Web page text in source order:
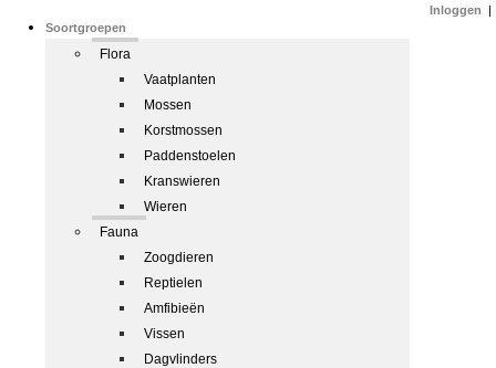
Soortgroepen
Flora
Vaatplanten
Mossen
Korstmossen
Paddenstoelen
Kranswieren
Wieren
Fauna
Zoogdieren
Reptielen
Amfibieën
Vissen
Dagvlinders
Inloggen |